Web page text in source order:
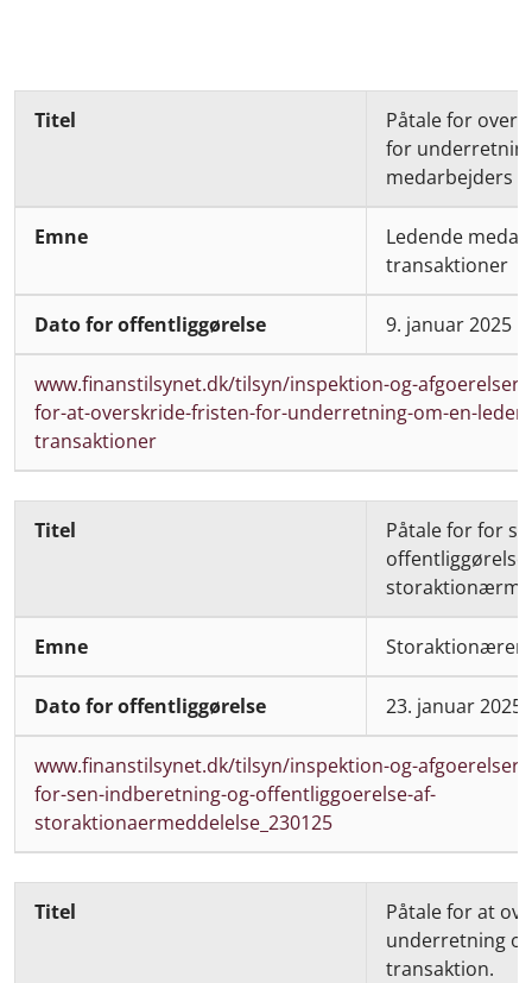
Titel
Dato
offentliggørelse
Link
Påtale for
for
medarbejders
Ledende
transaktioner
9. januar 2025
www.finanstilsynet.dk/tilsyn/inspektion-og-
for-at-overskride-fristen-for-underretning-om-en-
transaktioner
Påtale for for
offentliggørelse
Storaktionærer
23. januar 2025
www.finanstilsynet.dk/tilsyn/inspektion-og-
for-sen-indberetning-og-offentliggoerelse-af-
storaktionaermeddelelse_230125
Påtale for at
underretning
transaktion.